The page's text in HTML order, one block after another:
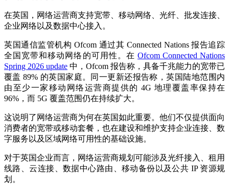
在英国，网络运营商支持宽带、移动网络、光纤、批发连接、
企业网络以及数据中心接入。
英国通信监管机构 Ofcom 通过其 Connected Nations 报告追踪
全国宽带和移动网络的可用性。在 Ofcom Connected Nations
Spring 2026 update 中，Ofcom 报告称，具备千兆能力的宽带已
覆盖 89% 的英国家庭。同一更新还报告称，英国陆地范围内
由至少一家移动网络运营商提供的 4G 地理覆盖率保持在
96%，而 5G 覆盖范围仍在持续扩大。
这说明了网络运营商为何在英国如此重要。他们不仅提供面向
消费者的宽带或移动套餐，也在建设和维护支持企业连接、数
字服务以及区域网络可用性的基础设施。
对于英国企业而言，网络运营商规划可能涉及光纤接入、租用
线路、云连接、数据中心路由、移动备份以及公共 IP 资源规
划。